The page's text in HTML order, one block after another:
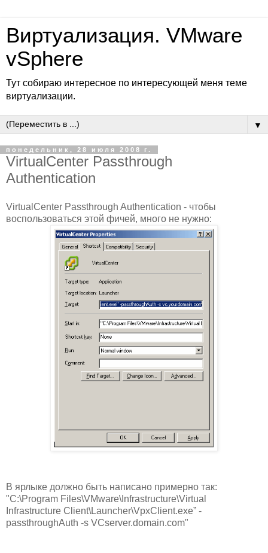
Виртуализация. VMware
vSphere
Тут собираю интересное по интересующей меня теме
виртуализации.
▼
понедельник, 28 июля 2008 г.
VirtualCenter Passthrough
Authentication
VirtualCenter Passthrough Authentication - чтобы
воспользоваться этой фичей, много не нужно:
В ярлыке должно быть написано примерно так:
"C:\Program Files\VMware\Infrastructure\Virtual
Infrastructure Client\Launcher\VpxClient.exe” -
passthroughAuth -s VCserver.domain.com"